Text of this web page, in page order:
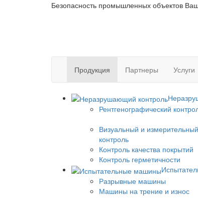
Безопасность промышленных объектов
Продукция
Партнеры Услуги
Рентгенографический
Визуальный и измерительный
контроль
Контроль качества покрытий
Контроль герметичности
Разрывные машины
Машины на трение и износ